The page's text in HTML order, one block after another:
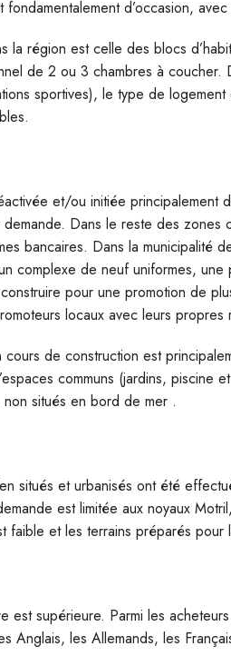
d’occasion,
la région est celle des blocs
de 2 ou 3 chambres à coucher.
sportives), le type de
et/ou initiée principalement
Dans le reste des zones
bancaires. Dans la municipalité
complexe de neuf uniformes,
pour une promotion de
locaux avec leurs propres
de construction est
communs (jardins, piscine
situés en bord de mer .
situés et urbanisés ont été
est limitée aux noyaux
faible et les terrains préparés pour
est supérieure. Parmi les
Anglais, les Allemands, les